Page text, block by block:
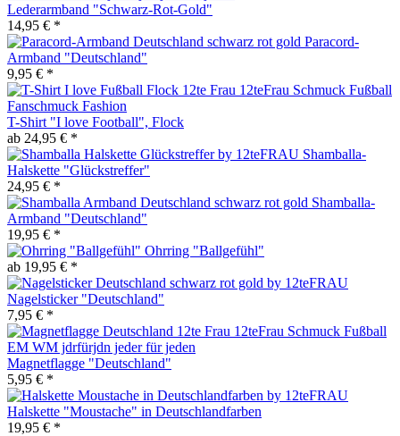
Lederarmband "Schwarz-Rot-Gold"
14,95 € *
Paracord-
Armband "Deutschland"
9,95 € *
T-Shirt "I love Football", Flock
ab 24,95 € *
Shamballa-
Halskette "Glückstreffer"
24,95 € *
Shamballa-
Armband "Deutschland"
19,95 € *
Ohrring "Ballgefühl"
ab 19,95 € *
Nagelsticker "Deutschland"
7,95 € *
Magnetflagge "Deutschland"
5,95 € *
Halskette "Moustache" in Deutschlandfarben
19,95 € *